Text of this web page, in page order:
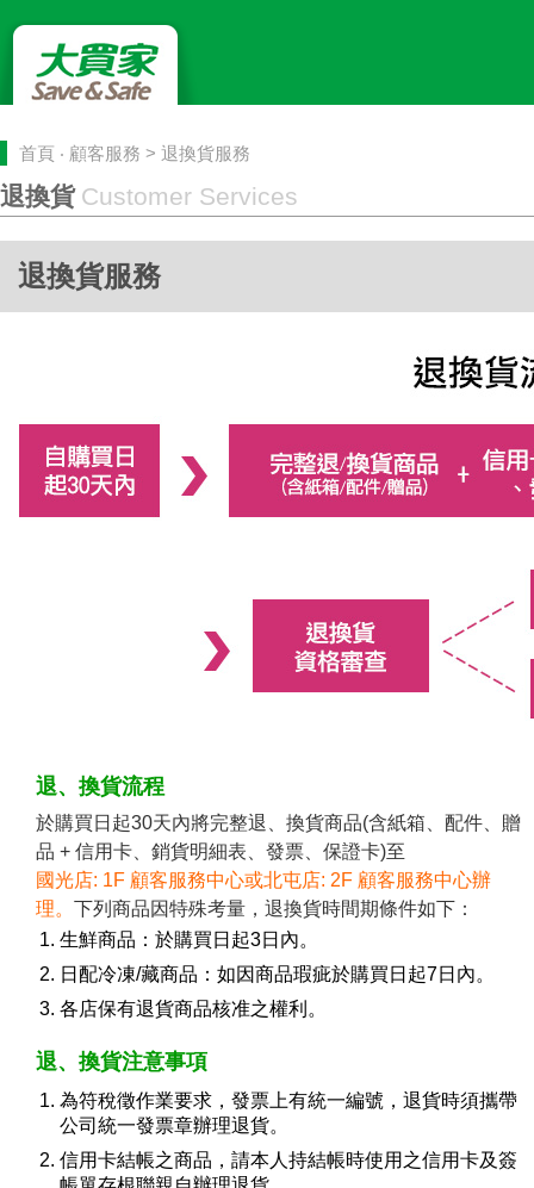
首頁 ‧ 顧客服務 > 退換貨服務
退換貨 Customer Services
退換貨服務
退、換貨流程
於購買日起30天內將完整退、換貨商品(含紙箱、配件、贈
品 + 信用卡、銷貨明細表、發票、保證卡)至
國光店: 1F 顧客服務中心或北屯店: 2F 顧客服務中心辦
理。 下列商品因特殊考量，退換貨時間期條件如下：
生鮮商品：於購買日起3日內。
日配冷凍/藏商品：如因商品瑕疵於購買日起7日內。
各店保有退貨商品核准之權利。
退、換貨注意事項
為符稅徵作業要求，發票上有統一編號，退貨時須攜帶
公司統一發票章辦理退貨。
信用卡結帳之商品，請本人持結帳時使用之信用卡及簽